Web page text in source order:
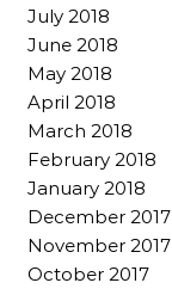
July 2018
June 2018
May 2018
April 2018
March 2018
February 2018
January 2018
December 2017
November 2017
October 2017